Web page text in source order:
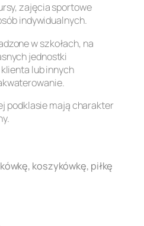
zajęcia sportowe
indywidualnych.
w szkołach, na
jednostki
lub innych
podklasie mają charakter
koszykówkę, piłkę